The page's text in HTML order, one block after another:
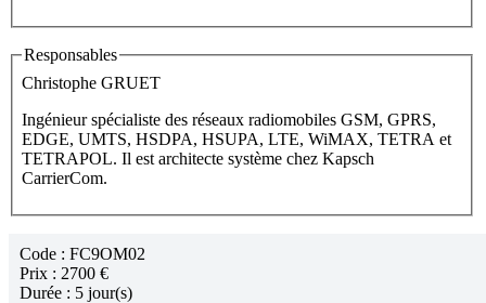
Responsables
Christophe GRUET
Ingénieur spécialiste des réseaux radiomobiles GSM, GPRS,
EDGE, UMTS, HSDPA, HSUPA, LTE, WiMAX, TETRA et
TETRAPOL. Il est architecte système chez Kapsch
CarrierCom.
Code : FC9OM02
Prix : 2700 €
Durée : 5 jour(s)